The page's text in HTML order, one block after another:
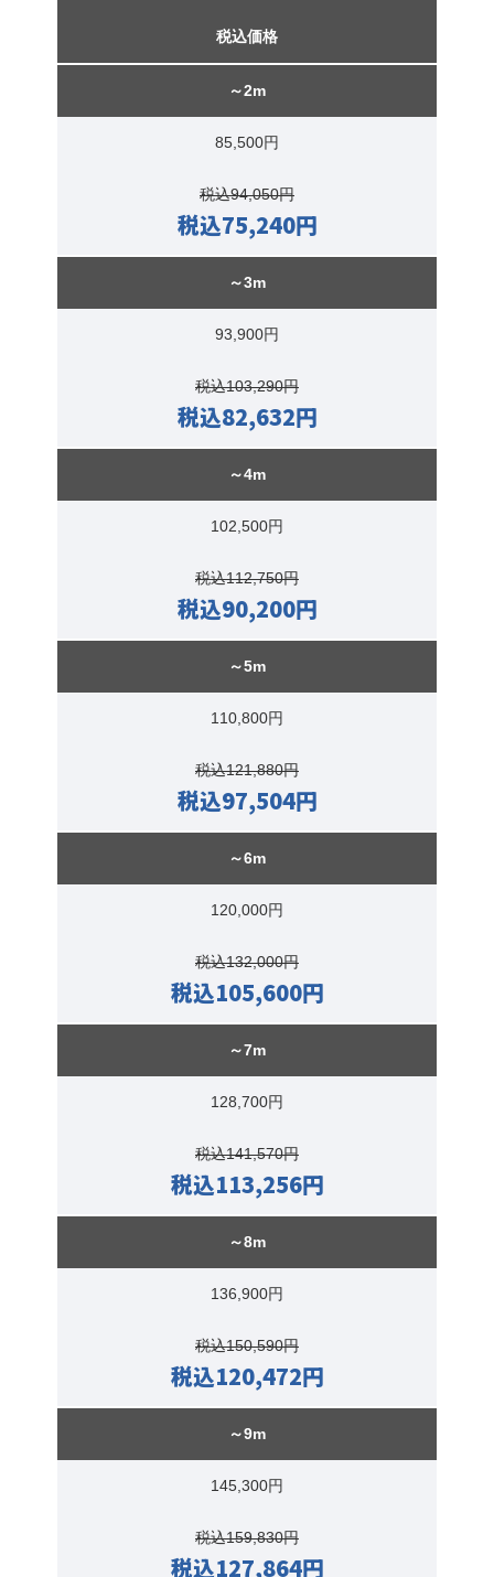
税込価格
～2m
85,500円
税込94,050円
税込75,240円
～3m
93,900円
税込103,290円
税込82,632円
～4m
102,500円
税込112,750円
税込90,200円
～5m
110,800円
税込121,880円
税込97,504円
～6m
120,000円
税込132,000円
税込105,600円
～7m
128,700円
税込141,570円
税込113,256円
～8m
136,900円
税込150,590円
税込120,472円
～9m
145,300円
税込159,830円
税込127,864円